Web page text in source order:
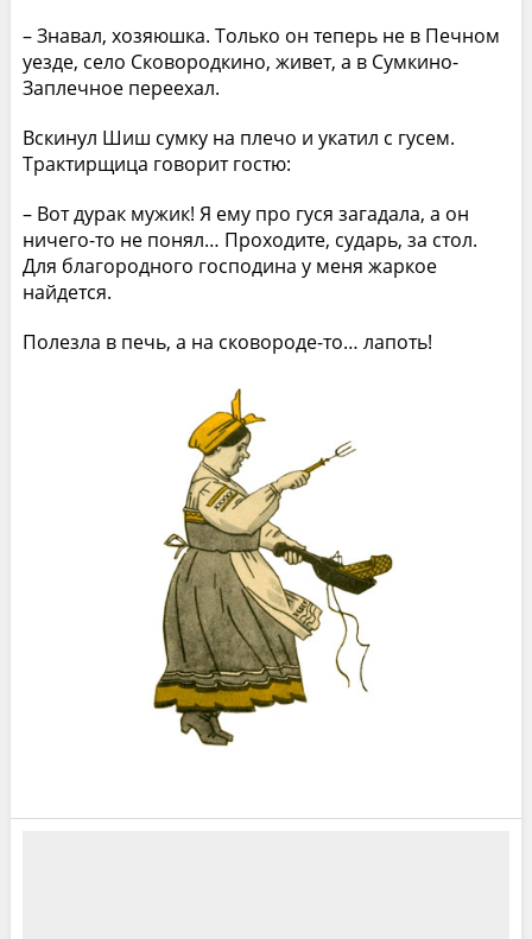
– Знавал, хозяюшка. Только он теперь не в Печном
уезде, село Сковородкино, живет, а в Сумкино-
Заплечное переехал.
Вскинул Шиш сумку на плечо и укатил с гусем.
Трактирщица говорит гостю:
– Вот дурак мужик! Я ему про гуся загадала, а он
ничего-то не понял… Проходите, сударь, за стол.
Для благородного господина у меня жаркое
найдется.
Полезла в печь, а на сковороде-то… лапоть!